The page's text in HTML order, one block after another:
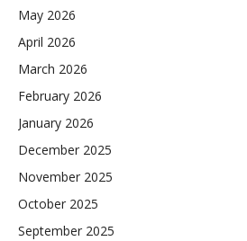
May 2026
April 2026
March 2026
February 2026
January 2026
December 2025
November 2025
October 2025
September 2025